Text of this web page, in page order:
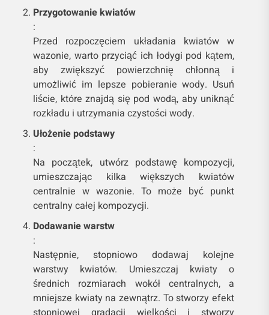
Przygotowanie kwiatów
:
Przed rozpoczęciem układania kwiatów w
wazonie, warto przyciąć ich łodygi pod kątem,
aby zwiększyć powierzchnię chłonną i
umożliwić im lepsze pobieranie wody. Usuń
liście, które znajdą się pod wodą, aby uniknąć
rozkładu i utrzymania czystości wody.
Ułożenie podstawy
:
Na początek, utwórz podstawę kompozycji,
umieszczając kilka większych kwiatów
centralnie w wazonie. To może być punkt
centralny całej kompozycji.
Dodawanie warstw
:
Następnie, stopniowo dodawaj kolejne
warstwy kwiatów. Umieszczaj kwiaty o
średnich rozmiarach wokół centralnych, a
mniejsze kwiaty na zewnątrz. To stworzy efekt